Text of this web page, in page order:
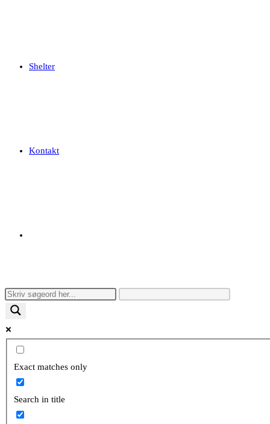
Shelter
Kontakt
search
Exact matches only
Search in title